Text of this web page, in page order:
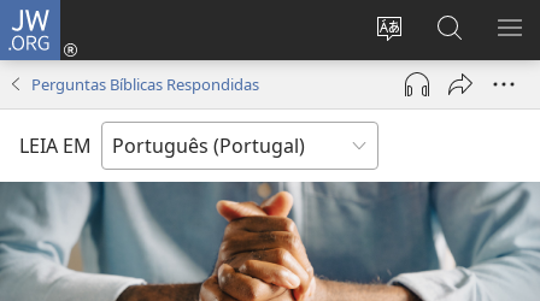
JW.ORG
Alterar
língua
Entrar
(abre
janela)
Pesquisar
no
Site
Perguntas Bíblicas Respondidas
LEIA EM